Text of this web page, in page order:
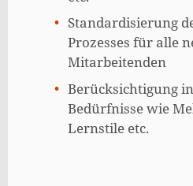
Standardisierung
Prozesses für alle
Mitarbeitenden
Berücksichtigung
Bedürfnisse wie
Lernstile etc.